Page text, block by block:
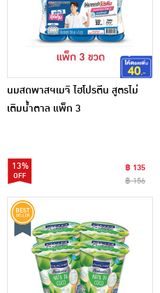
นมสดพาสฯเมจิ ไฮโปรตีน สูตรไม่
เติมน้ำตาล แพ็ก 3
13%
฿ 135
฿ 156